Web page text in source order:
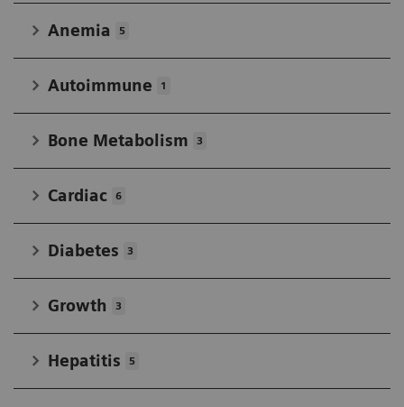
Anemia 5
Autoimmune 1
Bone Metabolism 3
Cardiac 6
Diabetes 3
Growth 3
Hepatitis 5